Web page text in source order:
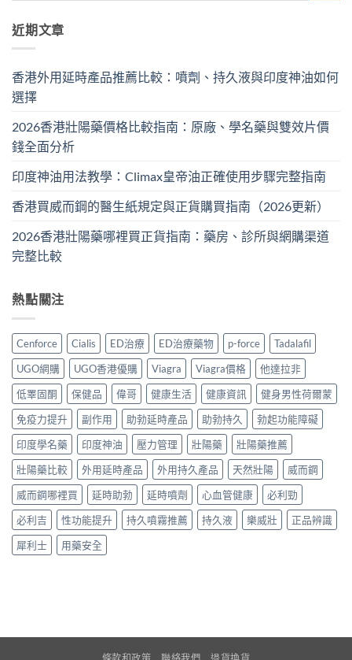
近期文章
香港外用延時產品推薦比較：噴劑、持久液與印度神油如何
選擇
2026香港壯陽藥價格比較指南：原廠、學名藥與雙效片價
錢全面分析
印度神油用法教學：Climax皇帝油正確使用步驟完整指南
香港買威而鋼的醫生紙規定與正貨購買指南（2026更新）
2026香港壯陽藥哪裡買正貨指南：藥房、診所與網購渠道
完整比較
熱點關注
Cenforce Cialis ED治療 ED治療藥物 p-force
Tadalafil
UGO網購
UGO香港優購 Viagra Viagra價格
他達拉非
低睪固酮
保健品 偉哥 健康生活 健康資訊
健身男性荷爾蒙
免疫力提升
副作用 助勃延時產品 助勃持久
勃起功能障礙
印度學名藥
印度神油 壓力管理 壯陽藥
壯陽藥推薦
壯陽藥比較
外用延時產品 外用持久產品 天然壯陽
威而鋼
威而鋼哪裡買
延時助勃 延時噴劑 心血管健康
必利勁
必利吉
性功能提升 持久噴霧推薦 持久液 樂威壯
正品辨識
犀利士
用藥安全